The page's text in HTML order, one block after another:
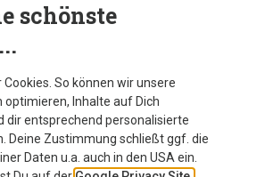
BEKLEIDUNG
schönste
Cookies. So können wir unsere
optimieren, Inhalte auf Dich
dir entsprechend personalisierte
Deine Zustimmung schließt ggf. die
Daten u.a. auch in den USA ein.